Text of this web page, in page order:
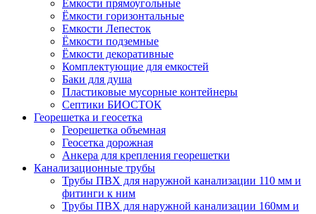
Ёмкости прямоугольные
Ёмкости горизонтальные
Емкости Лепесток
Ёмкости подземные
Ёмкости декоративные
Комплектующие для емкостей
Баки для душа
Пластиковые мусорные контейнеры
Септики БИОСТОК
Георешетка и геосетка
Георешетка объемная
Геосетка дорожная
Анкера для крепления георешетки
Канализационные трубы
Трубы ПВХ для наружной канализации 110 мм и
фитинги к ним
Трубы ПВХ для наружной канализации 160мм и